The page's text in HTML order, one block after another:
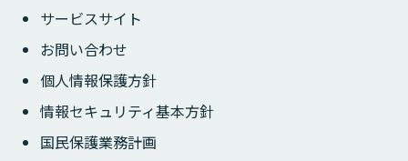
サービスサイト
お問い合わせ
個人情報保護方針
情報セキュリティ基本方針
国民保護業務計画